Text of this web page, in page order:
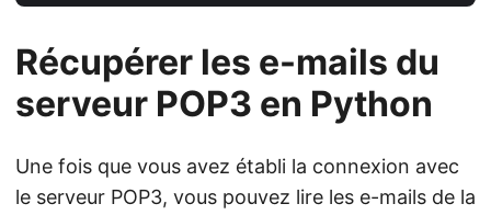
Récupérer les e-mails du
serveur POP3 en Python
Une fois que vous avez établi la connexion avec
le serveur POP3, vous pouvez lire les e-mails de la